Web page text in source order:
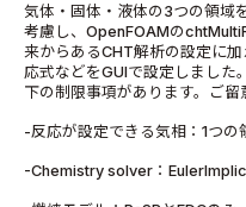
気体・固体・液体の3つの領域
考慮し、OpenFOAMの
来からあるCHT解析の設定に
応式などをGUIで設定しました
下の制限事項があります。ご留
-反応が設定できる気相：1つの
-Chemistry solver：